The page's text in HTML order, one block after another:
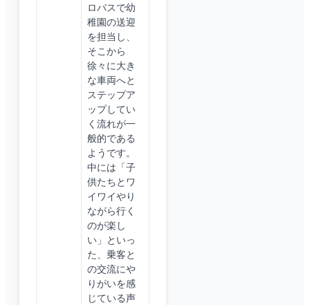
ロバスで幼
稚園の送迎
を担当し、
そこから
徐々に大き
な車両へと
ステップア
ップしてい
く流れが一
般的である
ようです。
中には「子
供たちとワ
イワイやり
ながら行く
のが楽し
い」といっ
た、乗客と
の交流にや
りがいを感
じている声